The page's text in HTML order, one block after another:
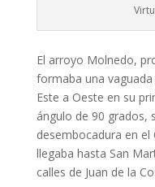
El arroyo Molnedo,
formaba una
Este a Oeste en su
ángulo de 90 grados,
desembocadura en el
llegaba hasta San
calles de Juan de la